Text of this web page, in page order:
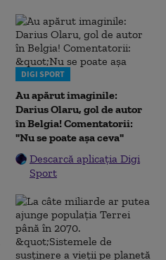
DIGI SPORT
Au apărut imaginile:
Darius Olaru, gol de autor
în Belgia! Comentatorii:
"Nu se poate așa ceva"
Descarcă aplicația Digi
Sport